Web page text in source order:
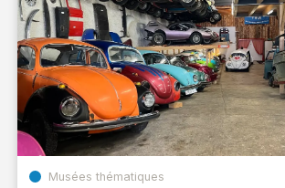
Musées thématiques